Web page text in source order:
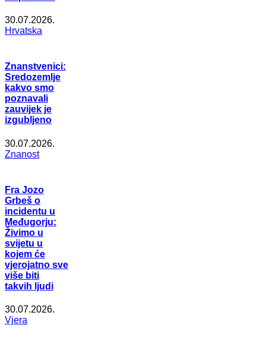
30.07.2026.
Hrvatska
Znanstvenici:
Sredozemlje
kakvo smo
poznavali
zauvijek je
izgubljeno
30.07.2026.
Znanost
Fra Jozo
Grbeš o
incidentu u
Međugorju:
Živimo u
svijetu u
kojem će
vjerojatno sve
više biti
takvih ljudi
30.07.2026.
Vjera